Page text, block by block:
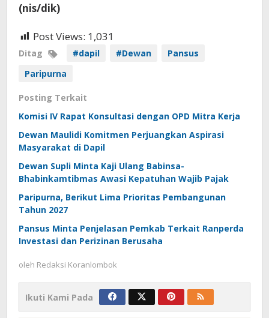
(nis/dik)
Post Views: 1,031
Ditag #dapil #Dewan
Pansus
Paripurna
Posting Terkait
Komisi IV Rapat Konsultasi dengan OPD Mitra Kerja
Dewan Maulidi Komitmen Perjuangkan Aspirasi
Masyarakat di Dapil
Dewan Supli Minta Kaji Ulang Babinsa-
Bhabinkamtibmas Awasi Kepatuhan Wajib Pajak
Paripurna, Berikut Lima Prioritas Pembangunan
Tahun 2027
Pansus Minta Penjelasan Pemkab Terkait Ranperda
Investasi dan Perizinan Berusaha
oleh Redaksi Koranlombok
Ikuti Kami Pada